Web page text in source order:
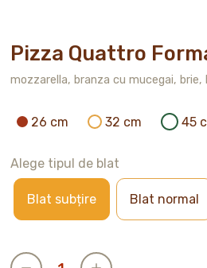
Pizza Quattro
mozzarella, branza cu mucegai, brie,
26 cm 32 cm 45
Alege tipul de blat
Blat subțire Blat normal